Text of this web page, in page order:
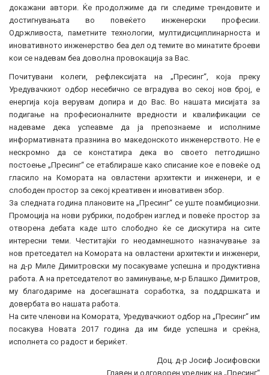
докажани автори. Ќе продолжиме да ги следиме трендовите и
достигнувањата во повеќето инженерски професии.
Одржливоста, паметните технологии, мултидисциплинарноста и
иновативното инженерство беа дел од темите во минатите броеви
кои се надевам беа доволна провокација за Вас.
Почитувани колеги, рефлексијата на „Пресинг“, која преку
Уредувачкиот одбор несебично се вградува во секој нов број, е
енергија која верувам допира и до Вас. Во нашата мисијата за
подигање на професионалните вредности и квалификации се
надеваме дека успеавме да ја препознаеме и исполниме
информативната празнина во македонското инженерството. Не е
нескромно да се констатира дека во своето петгодишно
постоење „Пресинг“ се етаблираше како списание кое е повеќе од
гласило на Комората на овластени архитекти и инженери, и е
слободен простор за секој креативен и иновативен збор.
За следната година плановите на „Пресинг“ се уште поамбициозни.
Промоција на нови рубрики, подобрен изглед и повеќе простор за
отворена дебата каде што слободно ќе се дискутира на сите
интересни теми. Честитајќи го неодамнешното назначување за
нов претседател на Комората на овластени архитекти и инженери,
на д-р Миле Димитровски му посакуваме успешна и продуктивна
работа. А на претседателот во заминување, м-р Блашко Димитров,
му благодариме на досегашната соработка, за поддршката и
довербата во нашата работа.
На сите членови на Комората, Уредувачкиот одбор на „Пресинг“ им
посакува Новата 2017 година да им биде успешна и среќна,
исполнета со радост и бериќет.
Доц. д-р Јосиф Јосифовски
Главен и одговорен уредник на „Пресинг“